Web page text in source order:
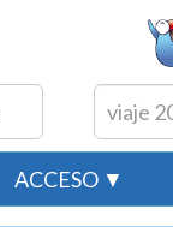
ACCESO ▼